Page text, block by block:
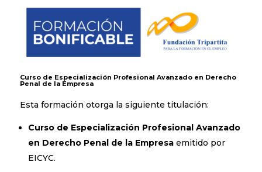
Curso de Especialización Profesional Avanzado en Derecho
Penal de la Empresa
Esta formación otorga la siguiente titulación:
Curso de Especialización Profesional Avanzado
en Derecho Penal de la Empresaemitido por
EICYC.